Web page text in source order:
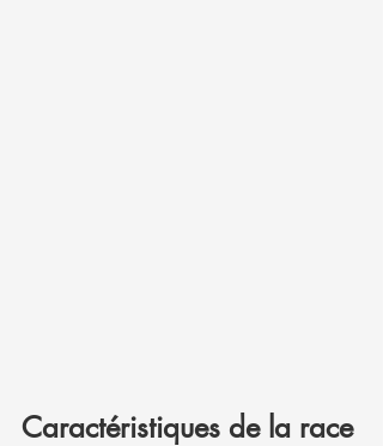
Caractéristiques de la race